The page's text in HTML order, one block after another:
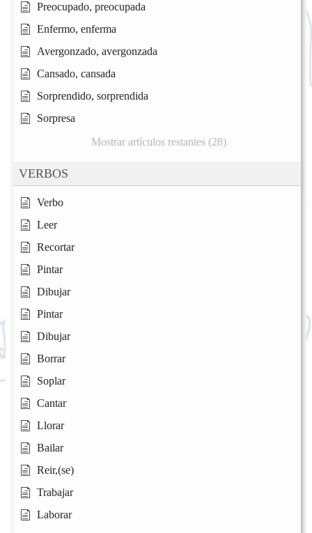
Preocupado, preocupada
Enfermo, enferma
Avergonzado, avergonzada
Cansado, cansada
Sorprendido, sorprendida
Sorpresa
Mostrar artículos restantes (28)
VERBOS
Verbo
Leer
Recortar
Pintar
Dibujar
Pintar
Dibujar
Borrar
Soplar
Cantar
Llorar
Bailar
Reir,(se)
Trabajar
Laborar